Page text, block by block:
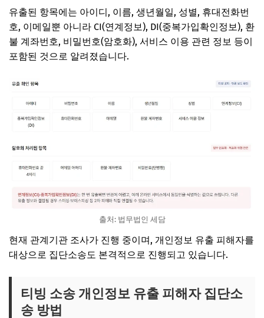
유출된 항목에는 아이디, 이름, 생년월일, 성별, 휴대전화번
호, 이메일뿐 아니라 CI(연계정보), DI(중복가입확인정보), 환
불 계좌번호, 비밀번호(암호화), 서비스 이용 관련 정보 등이
포함된 것으로 알려졌습니다.
출처: 법무법인 세담
현재 관계기관 조사가 진행 중이며, 개인정보 유출 피해자를
대상으로 집단소송도 본격적으로 진행되고 있습니다.
티빙 소송 개인정보 유출 피해자 집단소
송 방법